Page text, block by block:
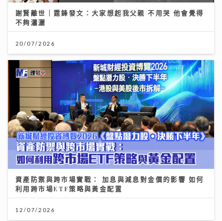
謝賢離世｜霆鋒發文：大家想起我父親 不用哭 他會覺得
不夠瀟灑
20/07/2026
資產防禦與跨市場實戰： 加息與減息對金價的影響 如何
利用跨市場ETF策略與黃金配置
12/07/2026